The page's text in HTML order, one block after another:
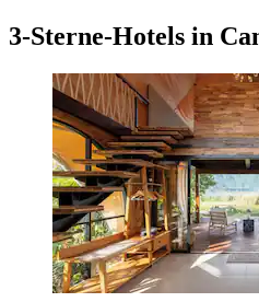
3-Sterne-Hotels in